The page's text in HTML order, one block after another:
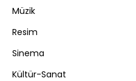
Müzik
Resim
Sinema
Kültür-Sanat